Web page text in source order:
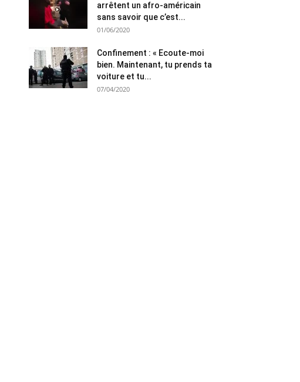
arrêtent un afro-américain
sans savoir que c’est...
01/06/2020
Confinement : « Ecoute-moi
bien. Maintenant, tu prends ta
voiture et tu...
07/04/2020